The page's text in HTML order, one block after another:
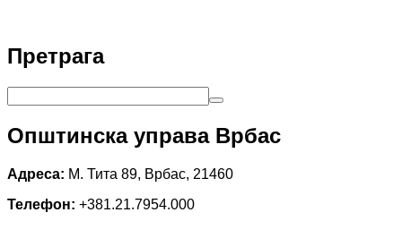
Претрага
Општинска управа Врбас
Адреса: М. Тита 89, Врбас, 21460
Телефон: +381.21.7954.000